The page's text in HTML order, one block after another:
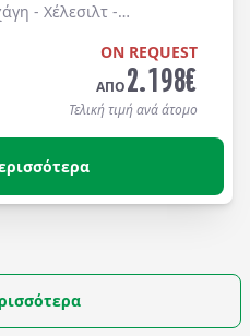
- Χέλεσιλτ -
ON REQUEST
ΑΠΟ2.198€
Τελική τιμή ανά άτομο